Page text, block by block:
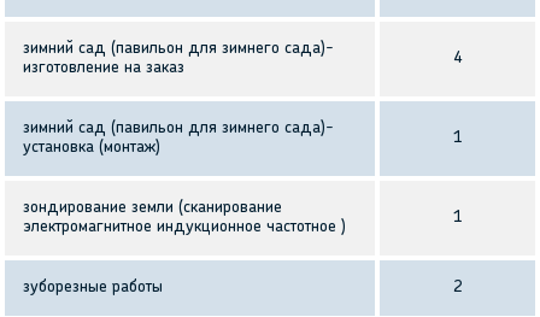
зимний сад (павильон для зимнего сада)-
изготовление на заказ
4
зимний сад (павильон для зимнего сада)-
установка (монтаж)
1
зондирование земли (сканирование
электромагнитное индукционное частотное )
1
зуборезные работы 2